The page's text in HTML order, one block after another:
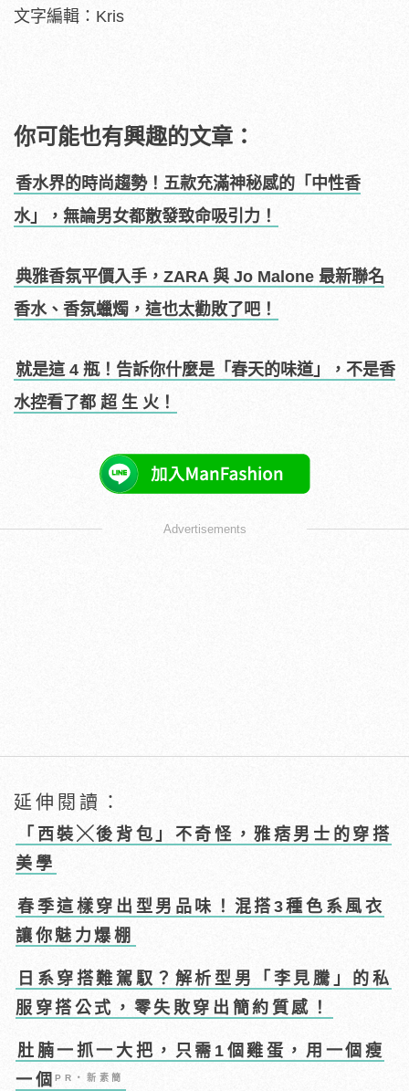
文字編輯：Kris
你可能也有興趣的文章：
香水界的時尚趨勢！五款充滿神秘感的「中性香
水」，無論男女都散發致命吸引力！
典雅香氛平價入手，ZARA 與 Jo Malone 最新聯名
香水、香氛蠟燭，這也太勸敗了吧！
就是這 4 瓶！告訴你什麼是「春天的味道」，不是香
水控看了都 超 生 火！
Advertisements
延伸閱讀：
「西裝╳後背包」不奇怪，雅痞男士的穿搭
美學
春季這樣穿出型男品味！混搭3種色系風衣
讓你魅力爆棚
日系穿搭難駕馭？解析型男「李見騰」的私
服穿搭公式，零失敗穿出簡約質感！
肚腩一抓一大把，只需1個雞蛋，用一個瘦
一個PR・新素簡